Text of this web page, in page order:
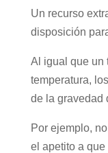
Un recurso
disposición
Al igual que un
temperatura,
de la gravedad
Por ejemplo,
el apetito a